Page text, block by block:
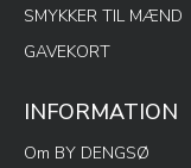
SMYKKER TIL MÆND
GAVEKORT
INFORMATION
Om BY DENGSØ